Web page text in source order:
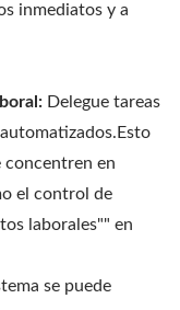
inmediatos y a
Delegue tareas
concentren en
el control de
laborales"" en
se puede